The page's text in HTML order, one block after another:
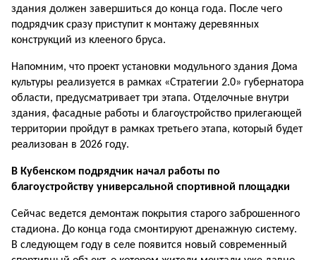
здания должен завершиться до конца года. После чего
подрядчик сразу приступит к монтажу деревянных
конструкций из клееного бруса.
Напомним, что проект установки мо­дульного здания Дома
культуры реа­лизуется в рамках «Стратегии 2.0» гу­бернатора
области, предусматривает три этапа. Отделочные внутри
здания, фасадные работы и благоустройство прилегающей
территории пройдут в рамках третьего этапа, который будет
реализован в 2026 году.
В Кубенском подрядчик начал работы по
благоустройству универсальной спортивной площадки
Сейчас ведется демонтаж покрытия старого заброшенного
стадиона. До кон­ца года смонтируют дренажную систему.
В следующем году в селе появится но­вый современный